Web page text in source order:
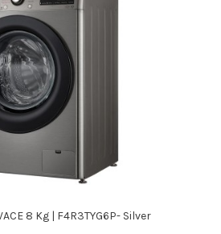
8 Kg | F4R3TYG6P- Silver